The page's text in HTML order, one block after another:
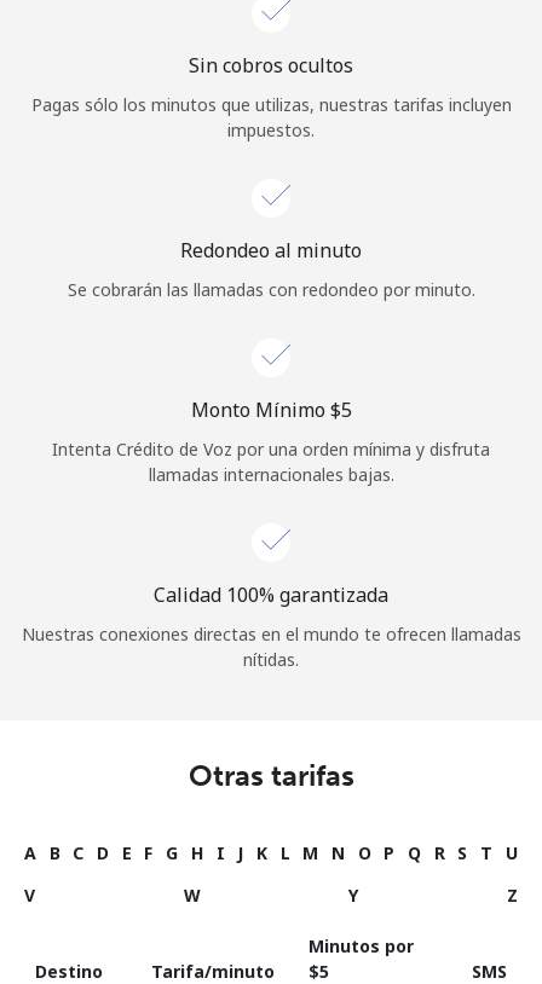
o
Continuar con
Sin cobros ocultos
Pagas sólo los minutos que utilizas, nuestras tarifas incluyen
impuestos.
Redondeo al minuto
Se cobrarán las llamadas con redondeo por minuto.
Monto Mínimo ⁦$5⁩
Intenta Crédito de Voz por una orden mínima y disfruta
llamadas internacionales bajas.
Calidad 100% garantizada
Nuestras conexiones directas en el mundo te ofrecen llamadas
nítidas.
Otras tarifas
A B C D E F G H I J K L M N O P Q R S T
U
V
W Y Z
Destino Tarifa/minuto
Minutos por
⁦$5⁩
SMS